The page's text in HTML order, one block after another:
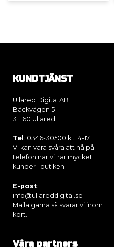
KUNDTJÄNST
Ullared Digital AB
Bäckvägen 5
311 60 Ullared
Tel : 0346-30500 kl. 14-17
Vi kan vara svåra att nå på
telefon när vi har mycket
kunder i butiken
E-post:
info@ullareddigital.se
Maila gärna så svarar vi inom
kort.
Våra partners